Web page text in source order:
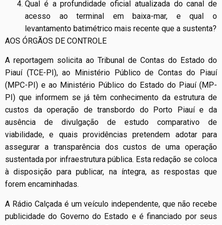
Qual é a profundidade oficial atualizada do canal de
acesso ao terminal em baixa-mar, e qual o
levantamento batimétrico mais recente que a sustenta?
AOS ÓRGÃOS DE CONTROLE
A reportagem solicita ao Tribunal de Contas do Estado do
Piauí (TCE-PI), ao Ministério Público de Contas do Piauí
(MPC-PI) e ao Ministério Público do Estado do Piauí (MP-
PI) que informem se já têm conhecimento da estrutura de
custos da operação de transbordo do Porto Piauí e da
ausência de divulgação de estudo comparativo de
viabilidade, e quais providências pretendem adotar para
assegurar a transparência dos custos de uma operação
sustentada por infraestrutura pública. Esta redação se coloca
à disposição para publicar, na íntegra, as respostas que
forem encaminhadas.
A Rádio Calçada é um veículo independente, que não recebe
publicidade do Governo do Estado e é financiado por seus